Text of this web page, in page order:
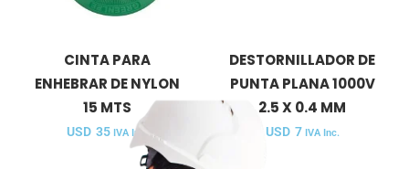
CINTA PARA
ENHEBRAR DE NYLON
15 MTS
USD 35 IVA Inc.
DESTORNILLADOR DE
PUNTA PLANA 1000V
2.5 X 0.4 MM
USD 7 IVA Inc.